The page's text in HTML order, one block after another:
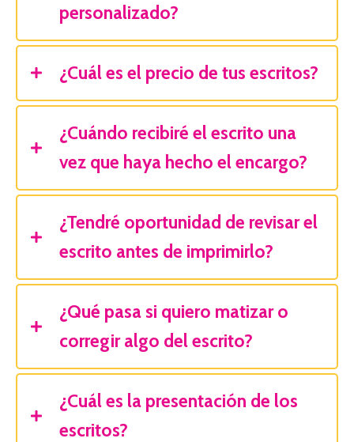
personalizado?
¿Cuál es el precio de tus escritos?
¿Cuándo recibiré el escrito una
vez que haya hecho el encargo?
¿Tendré oportunidad de revisar el
escrito antes de imprimirlo?
¿Qué pasa si quiero matizar o
corregir algo del escrito?
¿Cuál es la presentación de los
escritos?